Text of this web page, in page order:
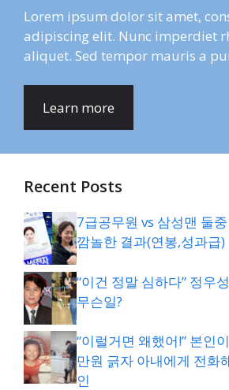
Lorem ipsum dolor sit amet,
adipiscing elit. Nunc imperdiet
aliquet. Sed tempor mauris a
Learn more
Recent Posts
7급공무원 vs 삼성맨 둘
깜놀한 결과(연봉,성과급)
“이건 정말 심하다” 정우
무슨일?
“이럴거면 왜했어!” 본인
만원 긁자 아내에게 전화
인